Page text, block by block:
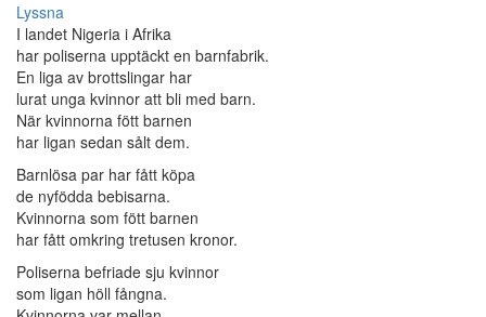
Lyssna
I landet Nigeria i Afrika
har poliserna upptäckt en barnfabrik.
En liga av brottslingar har
lurat unga kvinnor att bli med barn.
När kvinnorna fött barnen
har ligan sedan sålt dem.
Barnlösa par har fått köpa
de nyfödda bebisarna.
Kvinnorna som fött barnen
har fått omkring tretusen kronor.
Poliserna befriade sju kvinnor
som ligan höll fångna.